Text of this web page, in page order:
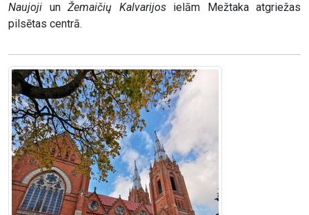
Naujoji un Žemaičių Kalvarijosielām Mežtaka atgriežas
pilsētas centrā.